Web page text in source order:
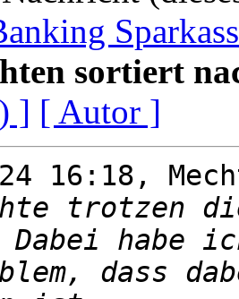
sortiert
] [ Autor ]
16:18,
trotzen
dass